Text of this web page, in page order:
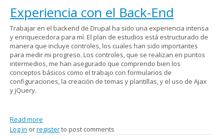
Experiencia con el Back-End
Trabajar en el backend de Drupal ha sido una experiencia intensa
y enriquecedora para mí. El plan de estudios está estructurado de
manera que incluye controles, los cuales han sido importantes
para medir mi progreso. Los controles, que se realizan en puntos
intermedios, me han asegurado que comprendo bien los
conceptos básicos como el trabajo con formularios de
configuraciones, la creación de temas y plantillas, y el uso de Ajax
y jQuery.
Read more
Log in orregisterto post comments